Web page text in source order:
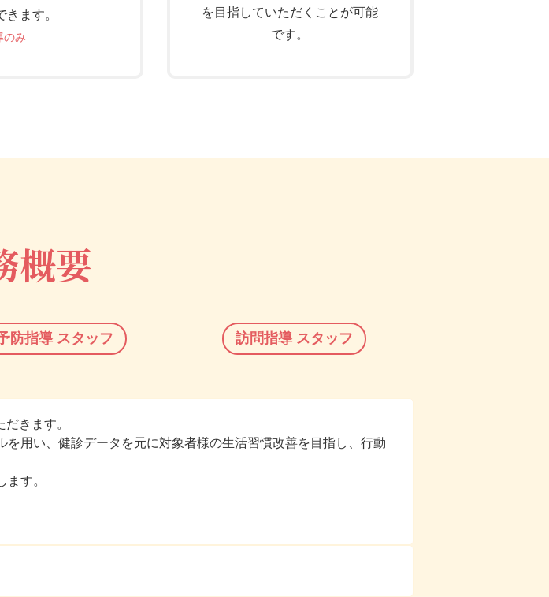
きます。
のみ
を目指していただくことが可能
です。
概要
防指導 スタッフ 訪問指導スタッフ
きます。
を用い、健診データを元に対象者様の生活習慣改善を目指し、行動
す。